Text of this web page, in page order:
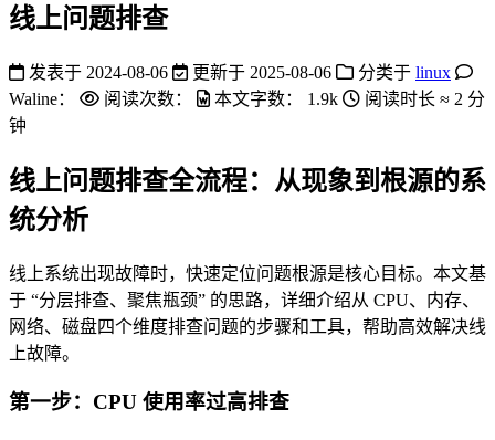
线上问题排查
发表于 2024-08-06 更新于 2025-08-06 分类于 linux
Waline：
阅读次数： 本文字数： 1.9k 阅读时长 ≈ 2 分
钟
线上问题排查全流程：从现象到根源的系
统分析
线上系统出现故障时，快速定位问题根源是核心目标。本文基
于 “分层排查、聚焦瓶颈” 的思路，详细介绍从 CPU、内存、
网络、磁盘四个维度排查问题的步骤和工具，帮助高效解决线
上故障。
第一步：CPU 使用率过高排查